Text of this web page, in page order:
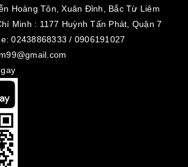
Hoàng Tôn, Xuân Đỉnh, Bắc Từ Liêm
Minh : 1177 Huỳnh Tấn Phát, Quận 7
02438868333 / 0906191027